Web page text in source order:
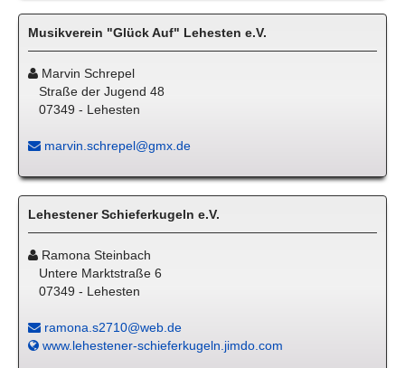
Musikverein "Glück Auf" Lehesten e.V.
Marvin Schrepel
Straße der Jugend 48
07349 - Lehesten
marvin.schrepel@gmx.de
Lehestener Schieferkugeln e.V.
Ramona Steinbach
Untere Marktstraße 6
07349 - Lehesten
ramona.s2710@web.de
www.lehestener-schieferkugeln.jimdo.com